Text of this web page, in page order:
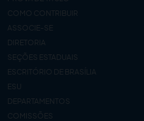
COMO CONTRIBUIR
ASSOCIE-SE
DIRETORIA
SEÇÕES ESTADUAIS
ESCRITÓRIO DE BRASÍLIA
ESU
DEPARTAMENTOS
COMISSÕES